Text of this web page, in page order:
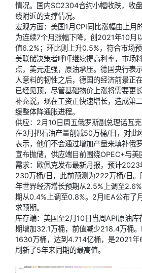
情况。国内SC2304合约小幅收跌，收
线附近的支撑情况。
宏观方面：美国1月CPI同比涨幅由上月
为连续7个月涨幅下降，创2021年10月
值6.2%；环比则上升0.5%，符合市场
美联储决策者呼吁继续提高利率，市场
点，美元走强，原油承压。德国央行表
人意料的韧性之后，德国的经济前景正
已经见顶，尽管基础物价上涨将需要更
补充说，现在工资正快速增长，造成第
缓整体降通胀进程。
供应：2月10日周五俄罗斯副总理诺瓦
在3月把石油产量削减50万桶/日，对此
表示，他们不会通过增加产量来填补俄
宣布抛储，供应端目前围绕OPEC+与美
需求：欧佩克发布最新月报，预计2023
230万桶/日，此前预测为222万桶/日
年世界经济增长预期从2.5%上调至
期从0.4%上调至0.8%。2月IEA公布了
求预期。
库存端：美国至2月10日当周API原油
期增加32.1万桶，前值减少218.4万桶
1630万桶，达到4.714亿桶，是2021年
刷新了5年来同期的最高值。